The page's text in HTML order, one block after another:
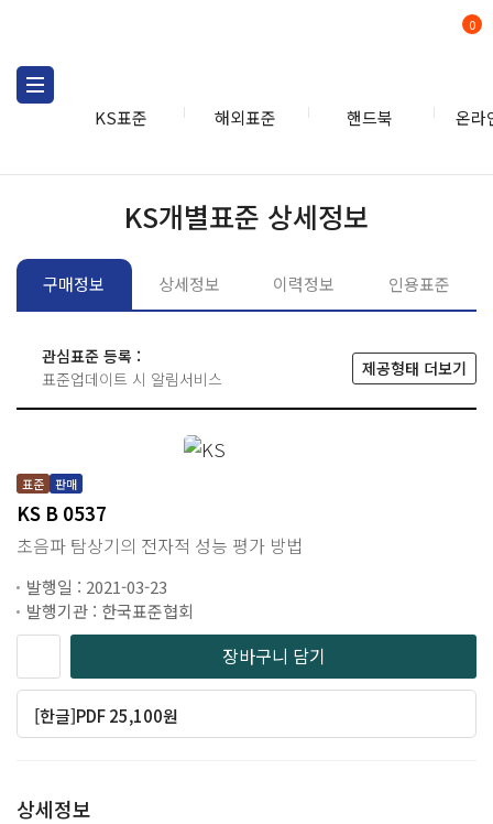
KS표준 해외표준 핸드북 온라
0
KS개별표준 상세정보
구매정보 상세정보 이력정보 인용표준
관심표준 등록 :
표준업데이트 시 알림서비스
제공형태 더보기
표준 판매
KS B 0537
초음파 탐상기의 전자적 성능 평가 방법
발행일 : 2021-03-23
발행기관 : 한국표준협회
장바구니 담기
[한글]PDF 25,100원
상세정보